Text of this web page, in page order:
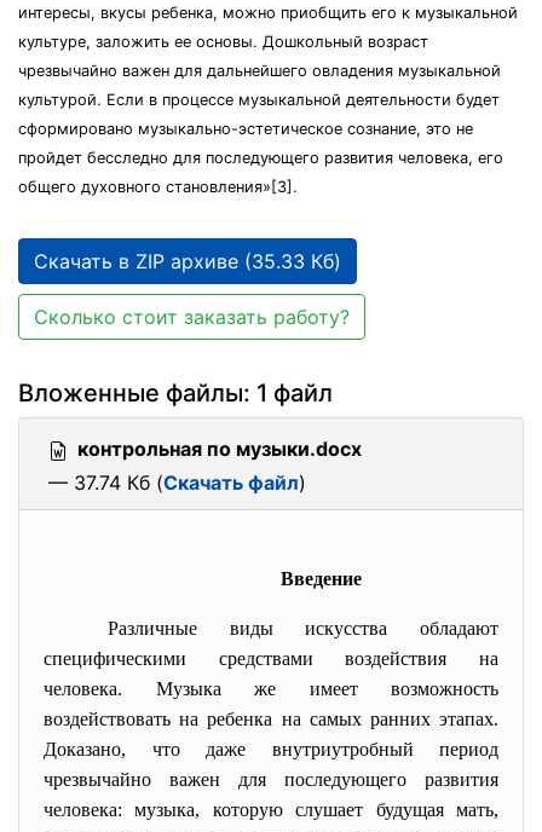
интересы, вкусы ребенка, можно приобщить его к музыкальной
культуре, заложить ее основы. Дошкольный возраст
чрезвычайно важен для дальнейшего овладения музыкальной
культурой. Если в процессе музыкальной деятельности будет
сформировано музыкально-эстетическое сознание, это не
пройдет бесследно для последующего развития человека, его
общего духовного становления»[3].
Скачать в ZIP архиве (35.33 Кб)
Сколько стоит заказать работу?
Вложенные файлы: 1 файл
контрольная по музыки.docx
— 37.74 Кб (Скачать файл)
Введение
Различные виды искусства обладают
специфическими средствами воздействия на
человека. Музыка же имеет возможность
воздействовать на ребенка на самых ранних этапах.
Доказано, что даже внутриутробный период
чрезвычайно важен для последующего развития
человека: музыка, которую слушает будущая мать,